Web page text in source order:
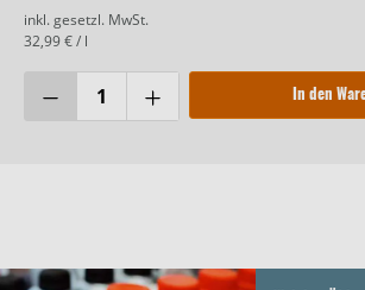
inkl. gesetzl. MwSt.
32,99 € / l
In den